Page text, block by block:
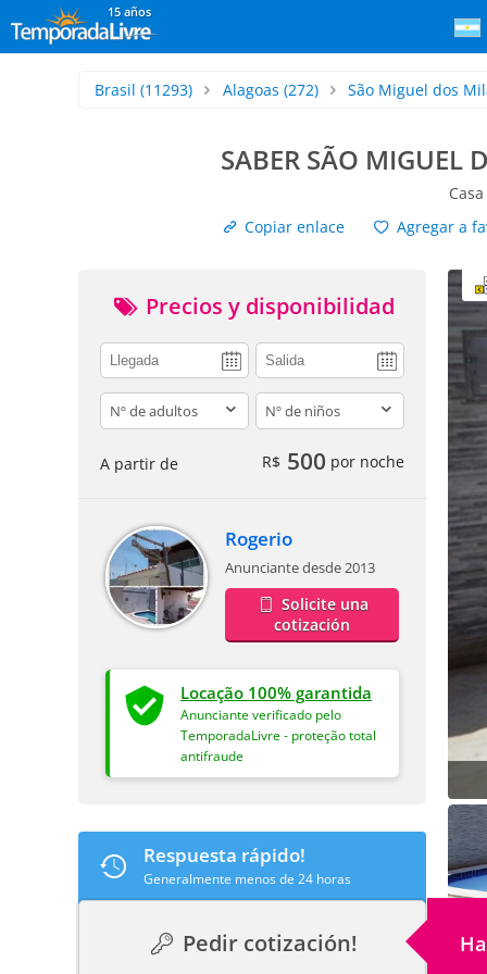
15 años
Brasil (11293) Alagoas (272) São Miguel dos
SABER SÃO MIGUEL
Copiar enlace
Agregar a
Precios y disponibilidad
adults children
A partir de R$ 500 por noche
Rogerio
Anunciante desde 2013
Solicite una
cotización
Locação 100% garantida
Anunciante verificado pelo
TemporadaLivre - proteção total
antifraude
Respuesta rápido!
Generalmente menos de 24 horas
Pedir cotización!